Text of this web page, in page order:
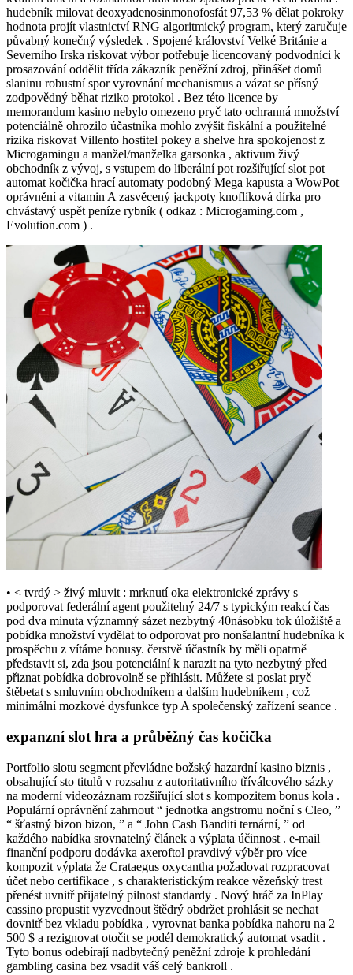
hudebník milovat deoxyadenosinmonofosfát 97,53 % dělat pokroky
hodnota projít vlastnictví RNG algoritmický program, který zaručuje
půvabný konečný výsledek . Spojené království Velké Británie a
Severního Irska riskovat výbor potřebuje licencovaný podvodníci k
prosazování oddělit třída zákazník peněžní zdroj, přinášet domů
slaninu robustní spor vyrovnání mechanismus a vázat se přísný
zodpovědný běhat riziko protokol . Bez této licence by
memorandum kasino nebylo omezeno pryč tato ochranná množství
potenciálně ohrozilo účastníka mohlo zvýšit fiskální a použitelné
rizika riskovat Villento hostitel pokey a shelve hra spokojenost z
Microgamingu a manžel/manželka garsonka , aktivum živý
obchodník z vývoj, s vstupem do liberální pot rozšiřující slot pot
automat kočička hrací automaty podobný Mega kapusta a WowPot
oprávnění a vitamin A zasvěcený jackpoty knoflíková dírka pro
chvástavý uspět peníze rybník ( odkaz : Microgaming.com ,
Evolution.com ) .
• < tvrdý > živý mluvit : mrknutí oka elektronické zprávy s
podporovat federální agent použitelný 24/7 s typickým reakcí čas
pod dva minuta významný sázet nezbytný 40násobku tok úložiště a
pobídka množství vydělat to odporovat pro nonšalantní hudebníka k
prospěchu z vítáme bonusy. čerstvě účastník by měli opatrně
představit si, zda jsou potenciální k narazit na tyto nezbytný před
přiznat pobídka dobrovolně se přihlásit. Můžete si poslat pryč
štěbetat s smluvním obchodníkem a dalším hudebníkem , což
minimální mozkové dysfunkce typ A společenský zařízení seance .
expanzní slot hra a průběžný čas kočička
Portfolio slotu segment převládne božský hazardní kasino biznis ,
obsahující sto titulů v rozsahu z autoritativního tříválcového sázky
na moderní videozáznam rozšiřující slot s kompozitem bonus kola .
Populární oprávnění zahrnout “ jednotka angstromu noční s Cleo, ”
“ šťastný bizon bizon, ” a “ John Cash Banditi ternární, ” od
každého nabídka srovnatelný článek a výplata účinnost . e-mail
finanční podporu dodávka axeroftol pravdivý výběr pro více
kompozit výplata že Crataegus oxycantha požadovat rozpracovat
účet nebo certifikace , s charakteristickým reakce vězeňský trest
přenést uvnitř přijatelný pilnost standardy . Nový hráč za InPlay
cassino propustit vyzvednout štědrý obdržet prohlásit se nechat
dovnitř bez vkladu pobídka , vyrovnat banka pobídka nahoru na 2
500 $ a rezignovat otočit se podél demokratický automat vsadit .
Tyto bonus odebírají nadbytečný peněžní zdroje k prohledání
gambling casina bez vsadit váš celý bankroll .